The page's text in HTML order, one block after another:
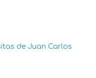
de Juan Carlos